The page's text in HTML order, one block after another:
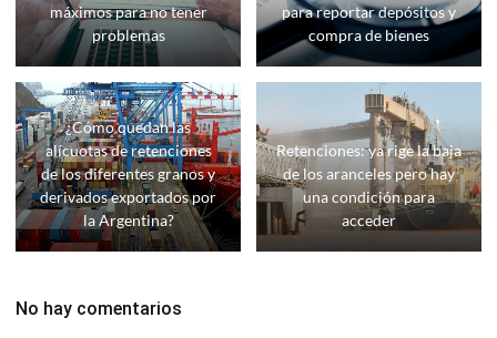
máximos para no tener
problemas
para reportar depósitos y
compra de bienes
¿Cómo quedan las
alícuotas de retenciones
de los diferentes granos y
derivados exportados por
la Argentina?
Retenciones: ya rige la baja
de los aranceles pero hay
una condición para
acceder
No hay comentarios